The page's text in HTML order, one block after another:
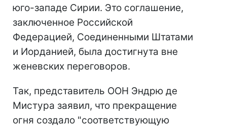
юго-западе Сирии. Это соглашение,
заключенное Российской
Федерацией, Соединенными Штатами
и Иорданией, была достигнута вне
женевских переговоров.
Так, представитель ООН Эндрю де
Мистура заявил, что прекращение
огня создало "соответствующую